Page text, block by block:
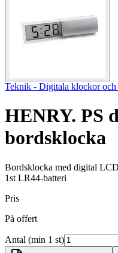
Teknik - Digitala klockor och
HENRY. PS
bordsklocka
Bordsklocka med digital
1st LR44-batteri
Pris
På offert
Antal (min 1 st)